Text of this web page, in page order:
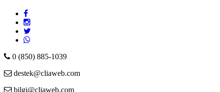
0 (850) 885-1039
destek@cliaweb.com
bilgi@cliaweb.com